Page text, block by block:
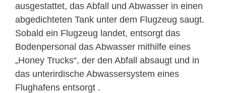
ausgestattet, das Abfall und Abwasser in einen
abgedichteten Tank unter dem Flugzeug saugt.
Sobald ein Flugzeug landet, entsorgt das
Bodenpersonal das Abwasser mithilfe eines
„Honey Trucks“, der den Abfall absaugt und in
das unterirdische Abwassersystem eines
Flughafens entsorgt .